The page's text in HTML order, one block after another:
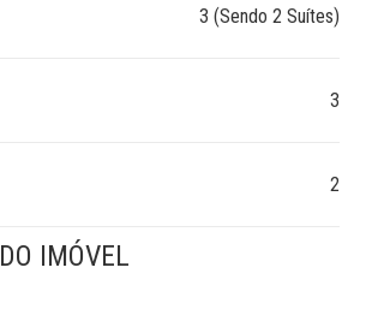
3 (Sendo 2 Suítes)
3
2
DO IMÓVEL